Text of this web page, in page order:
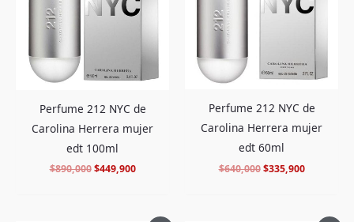
Perfume 212 NYC de
Carolina Herrera mujer
edt 100ml
$890,000 $449,900
Perfume 212 NYC de
Carolina Herrera mujer
edt 60ml
$640,000 $335,900